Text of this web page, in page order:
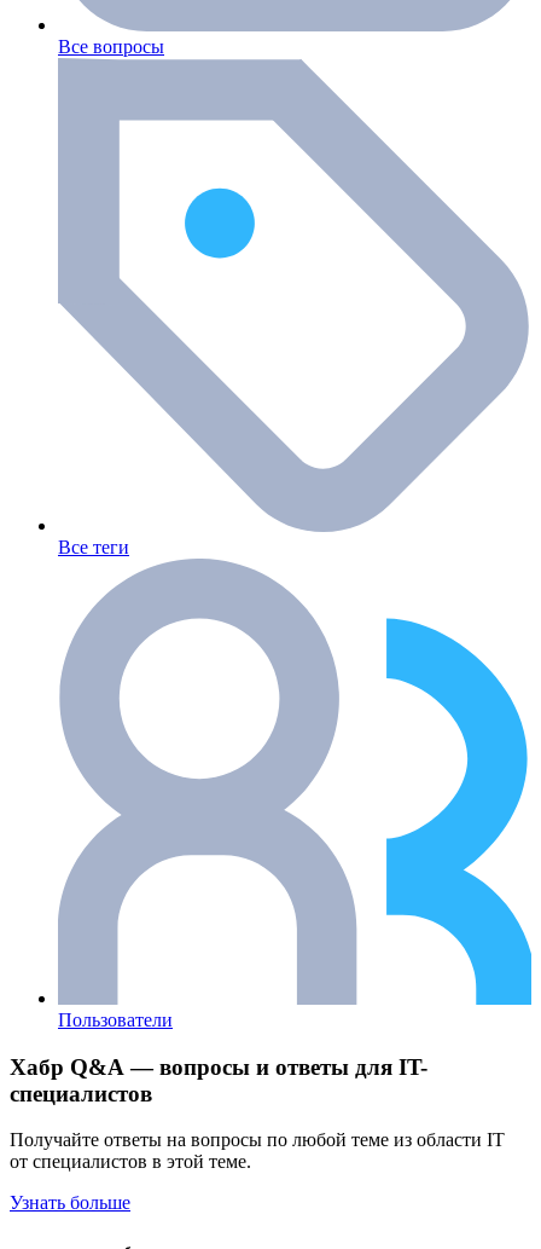
Все вопросы
Все теги
Пользователи
Хабр Q&A — вопросы и ответы для IT-
специалистов
Получайте ответы на вопросы по любой теме из области IT
от специалистов в этой теме.
Узнать больше